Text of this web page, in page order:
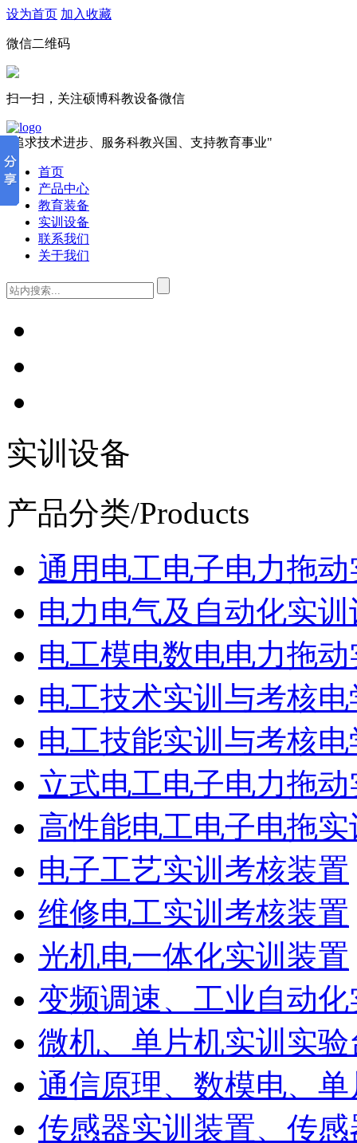
设为首页 加入收藏
微信二维码
扫一扫，关注硕博科教设备微信
"追求技术进步、服务科教兴国、支持教育事业"
首页
产品中心
教育装备
实训设备
联系我们
关于我们
实训设备
产品分类/Products
通用电工电子电力拖
电力电气及自动化实训
电工模电数电电力拖
电工技术实训与考核
电工技能实训与考核
立式电工电子电力拖
高性能电工电子电拖
电子工艺实训考核装置
维修电工实训考核装置
光机电一体化实训装置
变频调速、工业自动
微机、单片机实训实验
通信原理、数模电、
传感器实训装置、传